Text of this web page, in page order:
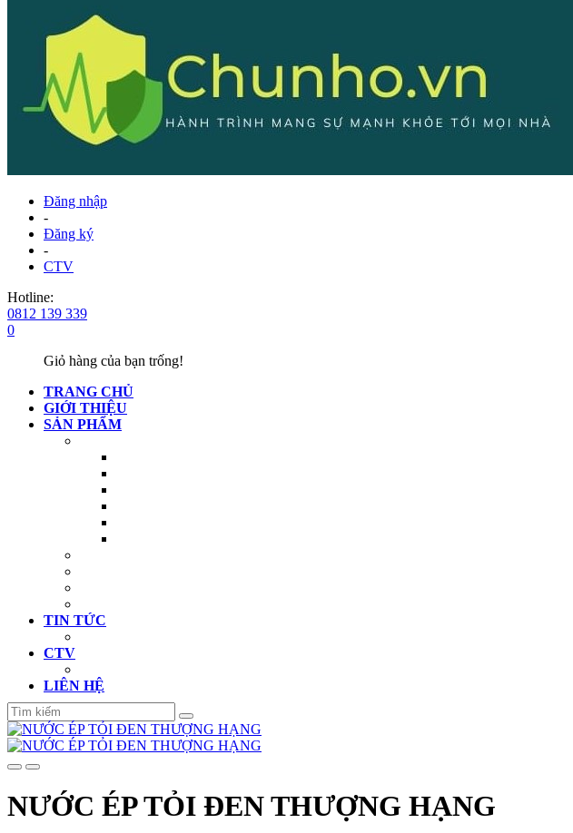
Đăng nhập
-
Đăng ký
-
CTV
Hotline:
0812 139 339
0
Giỏ hàng của bạn trống!
TRANG CHỦ
GIỚI THIỆU
SẢN PHẨM
TIN TỨC
CTV
LIÊN HỆ
NƯỚC ÉP TỎI ĐEN THƯỢNG HẠNG